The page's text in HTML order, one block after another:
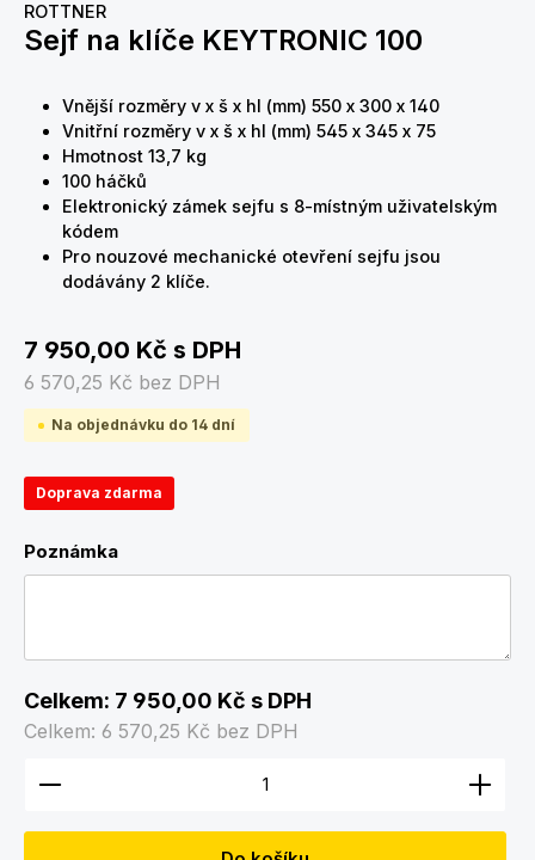
ROTTNER
Sejf na klíče KEYTRONIC 100
Vnější rozměry v x š x hl (mm) 550 x 300 x 140
Vnitřní rozměry v x š x hl (mm) 545 x 345 x 75
Hmotnost 13,7 kg
100 háčků
Elektronický zámek sejfu s 8-místným uživatelským
kódem
Pro nouzové mechanické otevření sejfu jsou
dodávány 2 klíče.
7 950,00 Kč s DPH
6 570,25 Kč bez DPH
Na objednávku do 14 dní
Doprava zdarma
Poznámka
Celkem: 7 950,00 Kč s DPH
Celkem: 6 570,25 Kč bez DPH
Množství produktu: Zadejte požadované